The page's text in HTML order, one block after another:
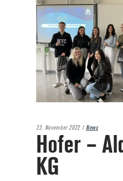
22. November 2022 News
Hofer –
KG